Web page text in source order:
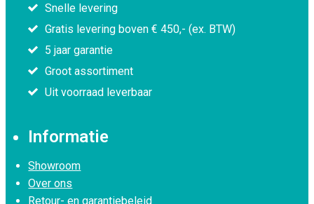
Snelle levering
Gratis levering boven € 450,- (ex. BTW)
5 jaar garantie
Groot assortiment
Uit voorraad leverbaar
Informatie
Showroom
Over ons
Retour- en garantiebeleid